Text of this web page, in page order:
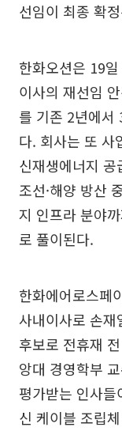
선임이 최종 확
한화오션은 19
이사의 재선임
를 기존 2년에서
다. 회사는 또 사
신재생에너지 공
조선·해양 방산
지 인프라 분야
로 풀이된다.
한화에어로스페
사내이사로 손
후보로 전휴재
앙대 경영학부
평가받는 인사
신 케이블 조립